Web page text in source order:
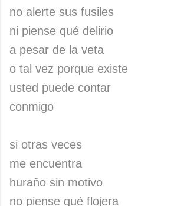
no alerte sus fusiles
ni piense qué delirio
a pesar de la veta
o tal vez porque existe
usted puede contar
conmigo
si otras veces
me encuentra
huraño sin motivo
no piense qué flojera